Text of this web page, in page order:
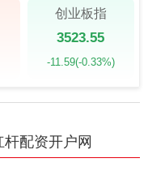
创业板指
3523.55
-11.59(-0.33%)
配资开户网